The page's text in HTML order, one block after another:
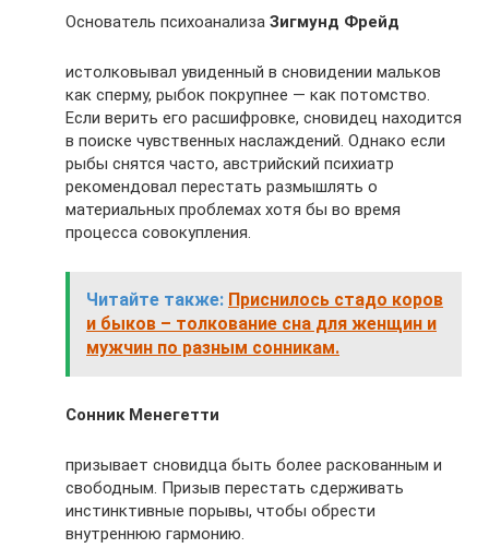
Основатель психоанализа Зигмунд Фрейд
истолковывал увиденный в сновидении мальков
как сперму, рыбок покрупнее — как потомство.
Если верить его расшифровке, сновидец находится
в поиске чувственных наслаждений. Однако если
рыбы снятся часто, австрийский психиатр
рекомендовал перестать размышлять о
материальных проблемах хотя бы во время
процесса совокупления.
Читайте также: Приснилось стадо коров
и быков – толкование сна для женщин и
мужчин по разным сонникам.
Сонник Менегетти
призывает сновидца быть более раскованным и
свободным. Призыв перестать сдерживать
инстинктивные порывы, чтобы обрести
внутреннюю гармонию.